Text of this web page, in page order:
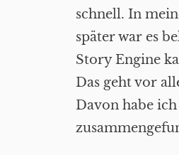
schnell. In
später war es
Story Engine
Das geht vor
Davon habe